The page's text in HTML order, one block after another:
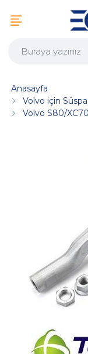
Anasayfa
Volvo için
Volvo S80/